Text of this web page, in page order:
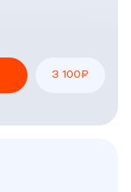
3 100₽